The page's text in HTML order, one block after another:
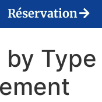
Réservation
by Type